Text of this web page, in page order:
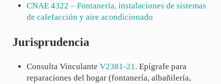
CNAE4322 – Fontanería, instalaciones de sistemas
de calefacción y aire acondicionado
Jurisprudencia
Consulta VinculanteV2381-21. Epígrafe para
reparaciones del hogar (fontanería, albañilería,